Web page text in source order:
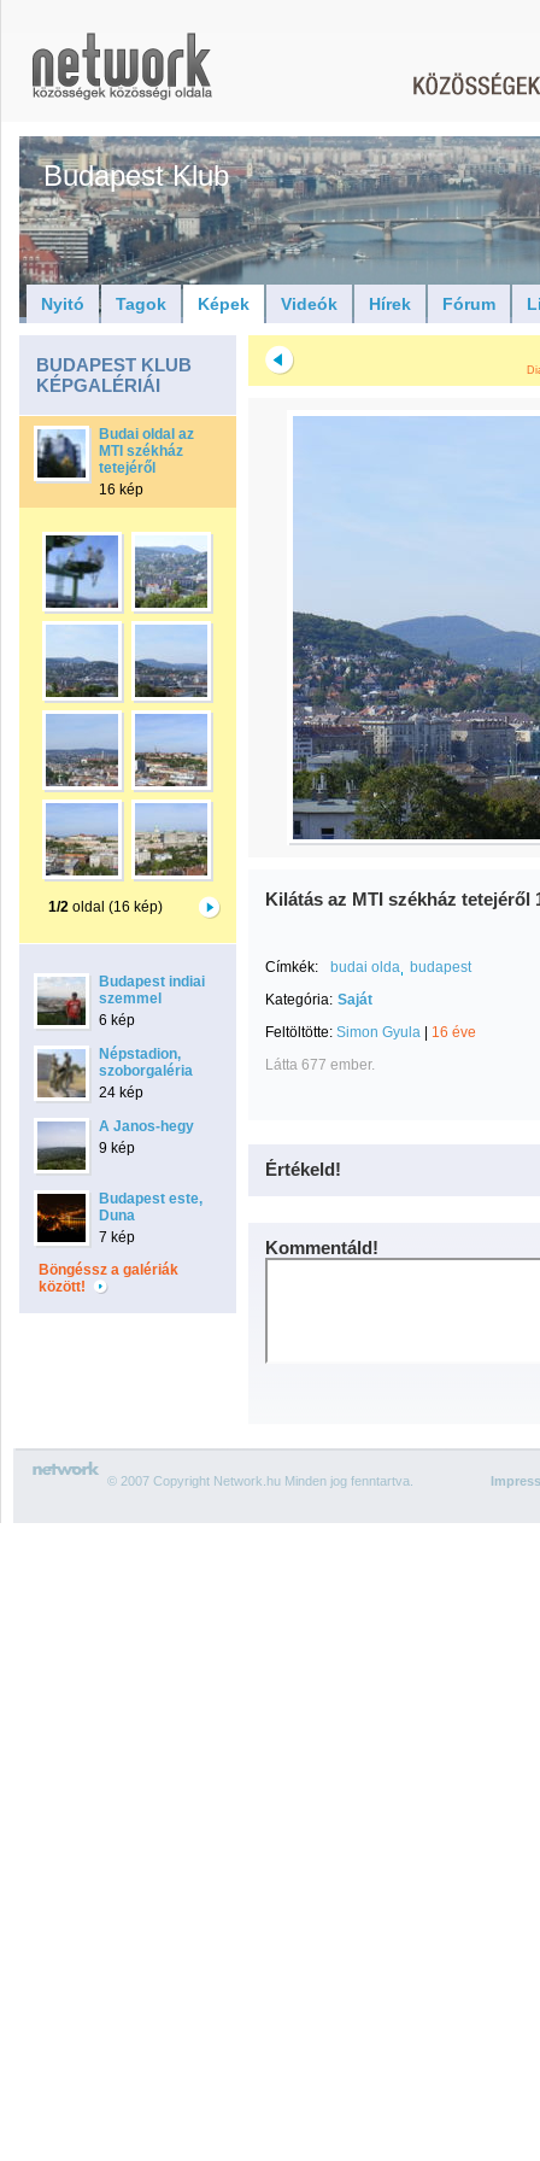
Budapest Klub
Nyitó Tagok Képek Videók Hírek Fórum
BUDAPEST KLUB
KÉPGALÉRIÁI
Budai oldal az
MTI székház
tetejéről
16 kép
1/2oldal (16 kép)
Budapest indiai
szemmel
6 kép
Népstadion,
szoborgaléria
24 kép
A Janos-hegy
9 kép
Budapest este,
Duna
7 kép
Böngéssz a galériák
között!
Kilátás az MTI székház tetejéről
Címkék: budai olda
budapest
Kategória: Saját
Feltöltötte: Simon Gyula
16 éve
Látta 677 ember.
Értékeld!
Kommentáld!
© 2007 Copyright Network.hu Minden jog fenntartva.